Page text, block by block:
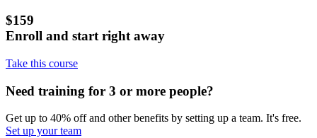
$159
Enroll and start right away
Take this course
Need training for 3 or more people?
Get up to 40% off and other benefits by setting up a team. It's free.
Set up your team